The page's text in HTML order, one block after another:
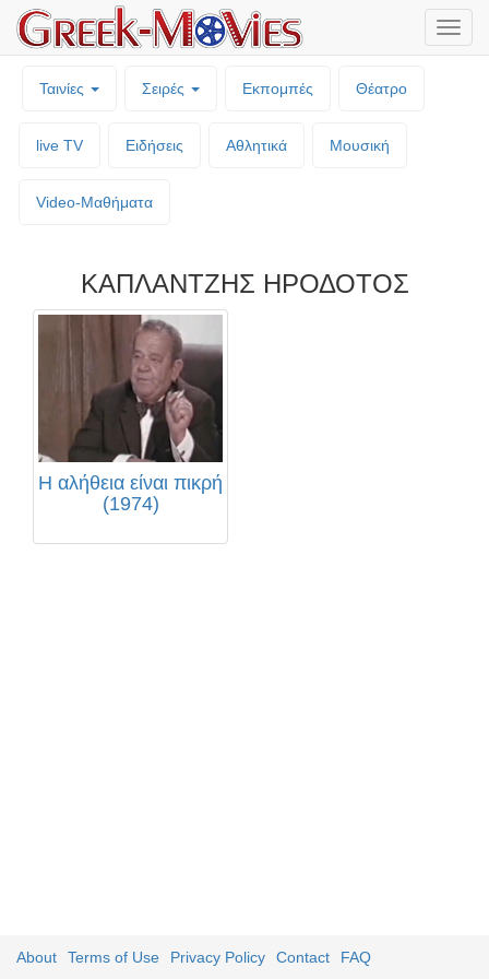
Ταινίες Σειρές Εκπομπές Θέατρο
live TV Ειδήσεις Αθλητικά Μουσική
Video-Mαθήματα
ΚΑΠΛΑΝΤΖΗΣ ΗΡΟΔΟΤΟΣ
Η αλήθεια είναι πικρή
(1974)
About Terms of Use Privacy Policy Contact FAQ